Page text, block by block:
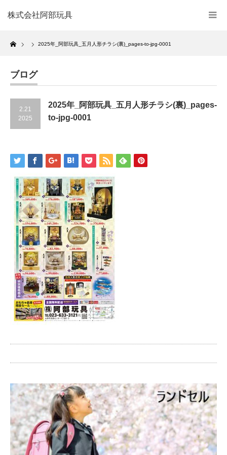
株式会社阿部玩具
Home
2025年_阿部玩具_五月人形チラシ(裏)_pages-to-jpg-0001
ブログ
2.21
2025
2025年_阿部玩具_五月人形チラシ(裏)_pages-
to-jpg-0001